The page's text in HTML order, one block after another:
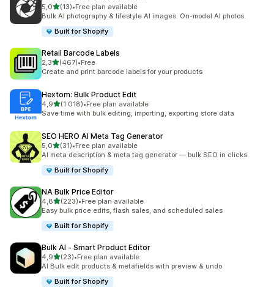
5,0z 5 hvězd
(13)
Celkový počet recenzí: 13
•Free plan available
Bulk AI photography & lifestyle AI images. On-model AI photos.
Built for Shopify
Retail Barcode Labels
2,3z 5 hvězd
(467)
Celkový počet recenzí: 467
•Free
Create and print barcode labels for your products
Hextom: Bulk Product Edit
4,9z 5 hvězd
(1 018)
Celkový počet recenzí: 1018
•Free plan available
Save time with bulk editing, importing, exporting store data
SEO HERO AI Meta Tag Generator
5,0z 5 hvězd
(31)
Celkový počet recenzí: 31
•Free plan available
AI meta description & meta tag generator — bulk SEO in clicks
Built for Shopify
NA Bulk Price Editor
4,8z 5 hvězd
(223)
Celkový počet recenzí: 223
•Free plan available
Easy bulk price edits, flash sales, and scheduled sales
Built for Shopify
Bulk AI ‑ Smart Product Editor
4,9z 5 hvězd
(23)
Celkový počet recenzí: 23
•Free plan available
AI Bulk edit products & metafields with preview & undo
Built for Shopify